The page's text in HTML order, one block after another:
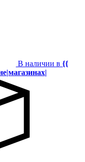
В наличии в {{